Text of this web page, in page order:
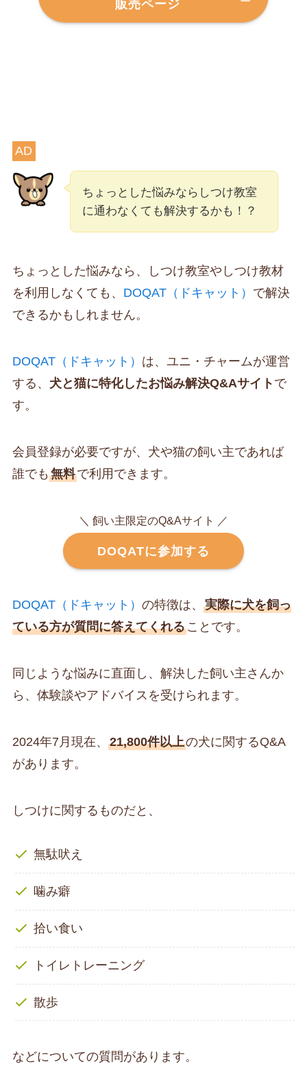
販売ページ
AD
ちょっとした悩みならしつけ教室
に通わなくても解決するかも！？
ちょっとした悩みなら、しつけ教室やしつけ教材
を利用しなくても、 DOQAT（ドキャット） で解決
できるかもしれません。
DOQAT（ドキャット） は、ユニ・チャームが運営
する、 犬と猫に特化したお悩み解決Q&Aサイト で
す。
会員登録が必要ですが、犬や猫の飼い主であれば
誰でも 無料で利用できます。
＼ 飼い主限定のQ&Aサイト ／
DOQATに参加する
DOQAT（ドキャット） の特徴は、 実際に犬を飼っ
ている方が質問に答えてくれることです。
同じような悩みに直面し、解決した飼い主さんか
ら、体験談やアドバイスを受けられます。
2024年7月現在、 21,800件以上の犬に関するQ&A
があります。
しつけに関するものだと、
無駄吠え
噛み癖
拾い食い
トイレトレーニング
散歩
などについての質問があります。